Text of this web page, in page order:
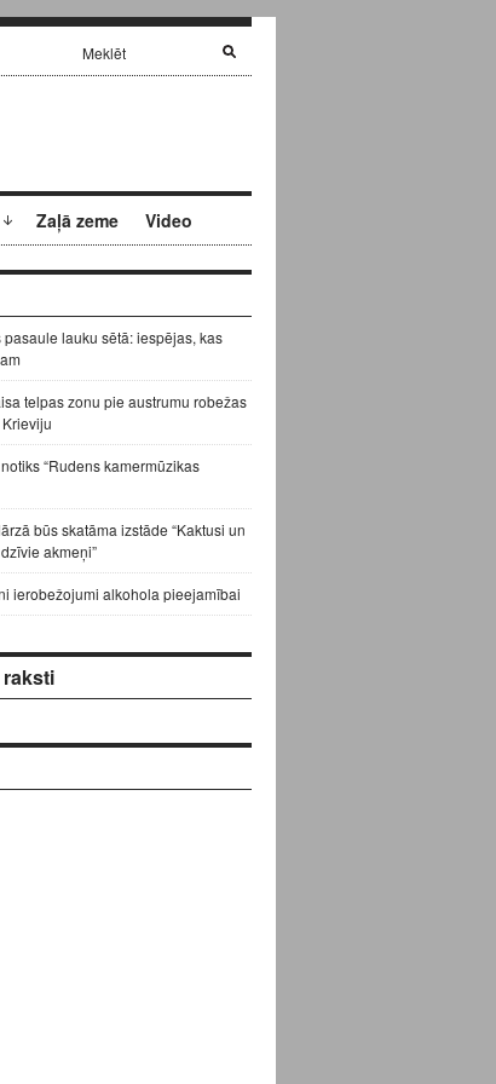
Zaļā zeme Video
lauku sētā: iespējas, kas
telpas zonu pie austrumu robežas
“Rudens kamermūzikas
būs skatāma izstāde “Kaktusi un
akmeņi”
ierobežojumi alkohola pieejamībai